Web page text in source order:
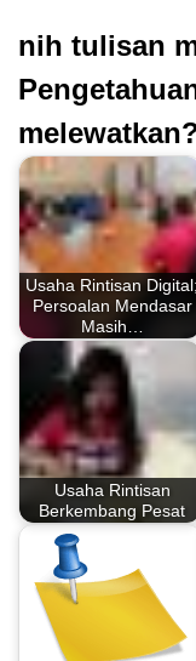
nih tulisan
Usaha Rintisan Digital;
Persoalan Mendasar
Masih…
Usaha Rintisan
Berkembang Pesat